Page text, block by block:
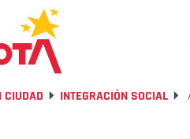
CIUDAD INTEGRACIÓN SOCIAL